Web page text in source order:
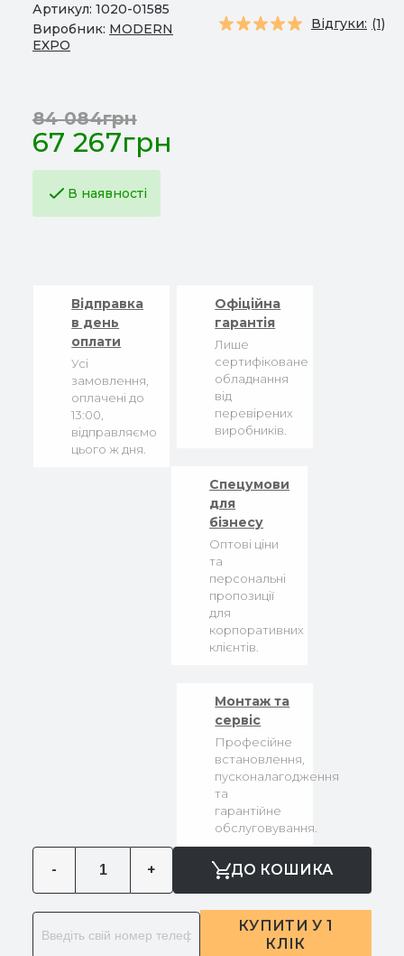
Артикул: 1020-01585
Виробник: MODERN
EXPO
Відгуки: (1)
67 267грн
84 084грн
В наявності
Відправка
в день
оплати
Усі
замовлення,
оплачені до
13:00,
відправляємо
цього ж дня.
Офіційна
гарантія
Лише
сертифіковане
обладнання
від
перевірених
виробників.
Спецумови
для
бізнесу
Оптові ціни
та
персональні
пропозиції
для
корпоративних
клієнтів.
Монтаж та
сервіс
Професійне
встановлення,
пусконалагодження
та
гарантійне
обслуговування.
- + ДО КОШИКА
КУПИТИ У 1
КЛІК